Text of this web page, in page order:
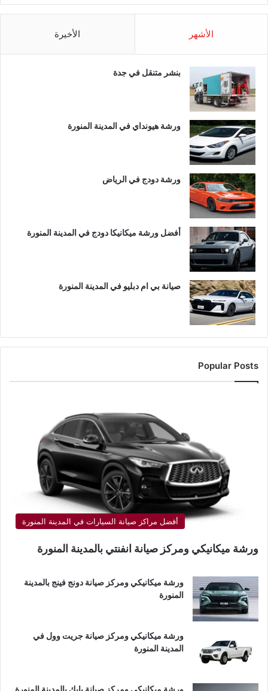
الأشهر الأخيرة
بنشر متنقل في جدة
ورشة هيونداي في المدينة المنورة
ورشة دودج في الرياض
أفضل ورشة ميكانيكا دودج في المدينة المنورة
صيانة بي ام دبليو في المدينة المنورة
Popular Posts
أفضل مراكز صيانة السيارات في المدينة المنورة
ورشة ميكانيكي ومركز صيانة انفنتي بالمدينة المنورة
ورشة ميكانيكي ومركز صيانة دونج فينج بالمدينة
المنورة
ورشة ميكانيكي ومركز صيانة جريت وول في
المدينة المنورة
ورشة ميكانيكي ومركز صيانة بايك بالمدينة المنورة